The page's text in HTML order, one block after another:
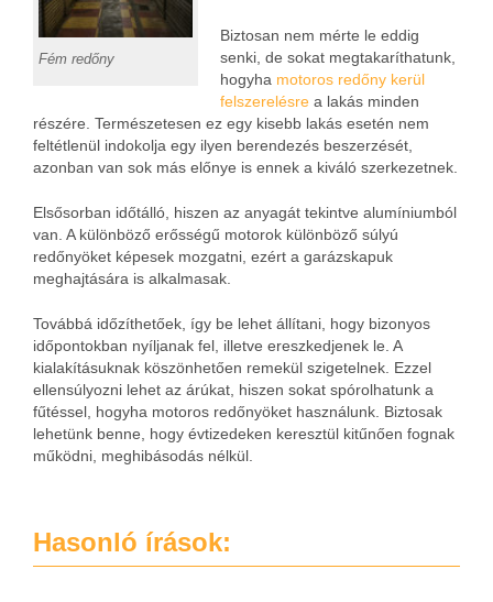
Fém redőny
Biztosan nem mérte le eddig
senki, de sokat megtakaríthatunk,
hogyha motoros redőny kerül
felszerelésre a lakás minden
részére. Természetesen ez egy kisebb lakás esetén nem
feltétlenül indokolja egy ilyen berendezés beszerzését,
azonban van sok más előnye is ennek a kiváló szerkezetnek.
Elsősorban időtálló, hiszen az anyagát tekintve alumíniumból
van. A különböző erősségű motorok különböző súlyú
redőnyöket képesek mozgatni, ezért a garázskapuk
meghajtására is alkalmasak.
Továbbá időzíthetőek, így be lehet állítani, hogy bizonyos
időpontokban nyíljanak fel, illetve ereszkedjenek le. A
kialakításuknak köszönhetően remekül szigetelnek. Ezzel
ellensúlyozni lehet az árúkat, hiszen sokat spórolhatunk a
fűtéssel, hogyha motoros redőnyöket használunk. Biztosak
lehetünk benne, hogy évtizedeken keresztül kitűnően fognak
működni, meghibásodás nélkül.
Hasonló írások: